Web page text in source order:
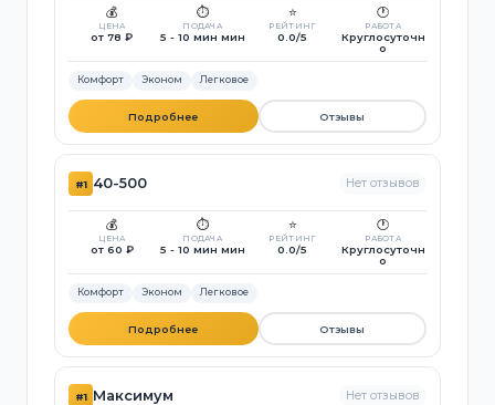
💰
ЦЕНА
от 78 ₽
⏱️
ПОДАЧА
5 - 10 мин мин
⭐
РЕЙТИНГ
0.0/5
🕐
РАБОТА
Круглосуточн
о
Комфорт Эконом Легковое
Подробнее Отзывы
#1 40-500 Нет отзывов
💰
ЦЕНА
от 60 ₽
⏱️
ПОДАЧА
5 - 10 мин мин
⭐
РЕЙТИНГ
0.0/5
🕐
РАБОТА
Круглосуточн
о
Комфорт Эконом Легковое
Подробнее Отзывы
#1 Максимум Нет отзывов